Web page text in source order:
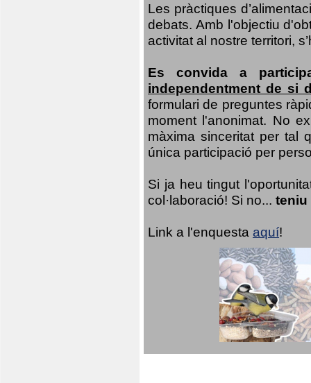
Les pràctiques
debats. Amb l'objectiu
activitat al nostre territori,
Es convida a
independentment de si
formulari de preguntes
moment l'anonimat. No
màxima sinceritat per tal
única participació per
Si ja heu tingut
col·laboració! Si no... teniu
Link a l'enquesta aquí!